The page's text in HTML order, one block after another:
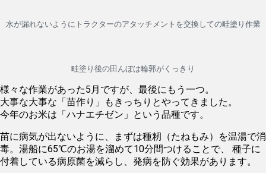
水が漏れないようにトラクターのアタッチメントを交換しての畦塗り作業
畦塗り後の田んぼは輪郭がくっきり
様々な作業があった5月ですが、最後にもう一つ。
大事な大事な「苗作り」もきっちりとやってきました。
今年のお米は「ハナエチゼン」という品種です。
苗に病気が出ないように、まずは種籾（たねもみ）を温湯で消
毒。湯船に65℃のお湯を溜めて10分間つけることで、 種子に
付着している病原菌を減らし、発病を防ぐ効果があります。